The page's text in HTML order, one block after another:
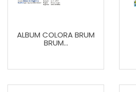
ALBUM COLORA BRUM
BRUM...